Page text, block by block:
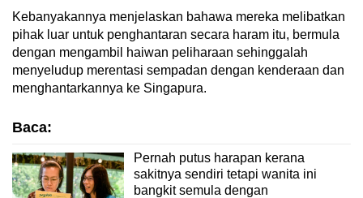
Kebanyakannya menjelaskan bahawa mereka melibatkan
pihak luar untuk penghantaran secara haram itu, bermula
dengan mengambil haiwan peliharaan sehinggalah
menyeludup merentasi sempadan dengan kenderaan dan
menghantarkannya ke Singapura.
Baca:
Pernah putus harapan kerana
sakitnya sendiri tetapi wanita ini
bangkit semula dengan